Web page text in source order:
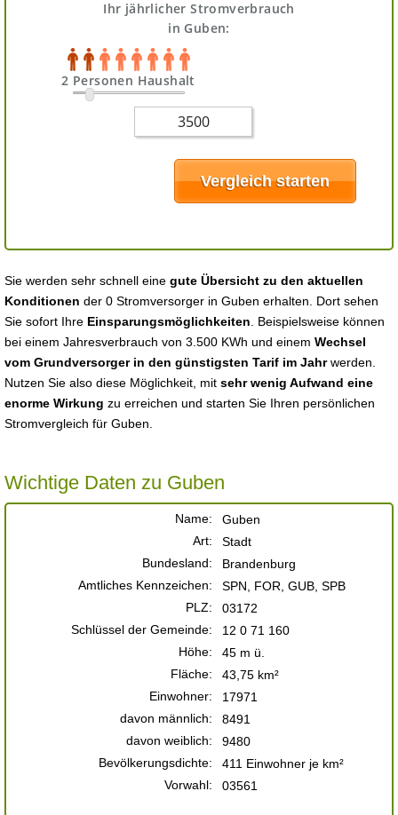
Ihr jährlicher Stromverbrauch
in Guben:
2 Personen Haushalt
Sie werden sehr schnell eine gute Übersicht zu den aktuellen
Konditionen der 0 Stromversorger in Guben erhalten. Dort sehen
Sie sofort Ihre Einsparungsmöglichkeiten . Beispielsweise können
bei einem Jahresverbrauch von 3.500 KWh und einem Wechsel
vom Grundversorger in den günstigsten Tarif im Jahrwerden.
Nutzen Sie also diese Möglichkeit, mit sehr wenig Aufwand eine
enorme Wirkung zu erreichen und starten Sie Ihren persönlichen
Stromvergleich für Guben.
Wichtige Daten zu Guben
Name:
Guben
Art:
Stadt
Bundesland:
Brandenburg
Amtliches Kennzeichen:
SPN, FOR, GUB, SPB
PLZ:
03172
Schlüssel der Gemeinde:
12 0 71 160
Höhe:
45 m ü.
Fläche:
43,75 km²
Einwohner:
17971
davon männlich:
8491
davon weiblich:
9480
Bevölkerungsdichte:
411 Einwohner je km²
Vorwahl:
03561